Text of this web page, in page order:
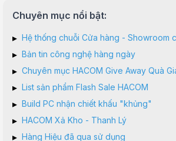
Chuyên mục nổi bật:
▸ Hệ thống chuỗi Cửa hàng - Showroom
▸ Bản tin công nghệ hàng ngày
▸ Chuyên mục HACOM Give Away Quà
▸ List sản phẩm Flash Sale HACOM
▸ Build PC nhận chiết khấu "khủng"
▸ HACOM Xả Kho - Thanh Lý
▸ Hàng Hiệu đã qua sử dụng